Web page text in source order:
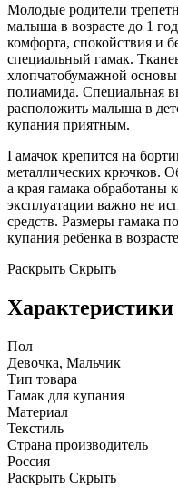
Молодые родители
малыша в возрасте до 1
комфорта, спокойствия и
специальный гамак.
хлопчатобумажной
полиамида. Специальная
расположить малыша в
купания приятным.
Гамачок крепится на
металлических крючков.
а края гамака обработаны
эксплуатации важно не
средств. Размеры гамака
купания ребенка в
Раскрыть Скрыть
Характеристики
Пол
Девочка, Мальчик
Тип товара
Гамак для купания
Материал
Текстиль
Страна производитель
Россия
Раскрыть Скрыть